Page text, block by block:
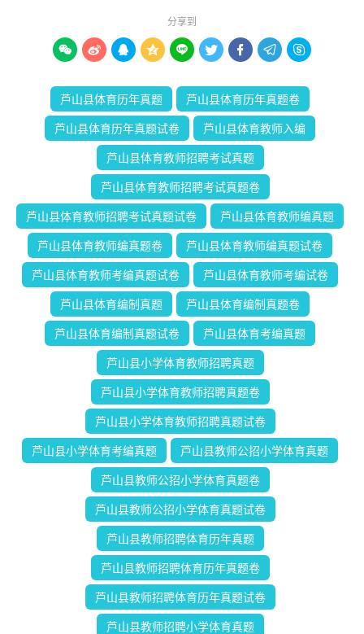
分享到
        
芦山县体育历年真题 芦山县体育历年真题卷
芦山县体育历年真题试卷 芦山县体育教师入编
芦山县体育教师招聘考试真题
芦山县体育教师招聘考试真题卷
芦山县体育教师招聘考试真题试卷 芦山县体育教师编真题
芦山县体育教师编真题卷 芦山县体育教师编真题试卷
芦山县体育教师考编真题试卷 芦山县体育教师考编试卷
芦山县体育编制真题 芦山县体育编制真题卷
芦山县体育编制真题试卷 芦山县体育考编真题
芦山县小学体育教师招聘真题
芦山县小学体育教师招聘真题卷
芦山县小学体育教师招聘真题试卷
芦山县小学体育考编真题 芦山县教师公招小学体育真题
芦山县教师公招小学体育真题卷
芦山县教师公招小学体育真题试卷
芦山县教师招聘体育历年真题
芦山县教师招聘体育历年真题卷
芦山县教师招聘体育历年真题试卷
芦山县教师招聘小学体育真题